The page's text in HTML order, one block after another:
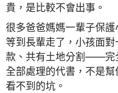
貴，是比較不會出事。
很多爸爸媽媽一輩子保護
等到長輩走了，小孩面
款、共有土地分割——完
全部處理的代書，不是
看不到的坑。